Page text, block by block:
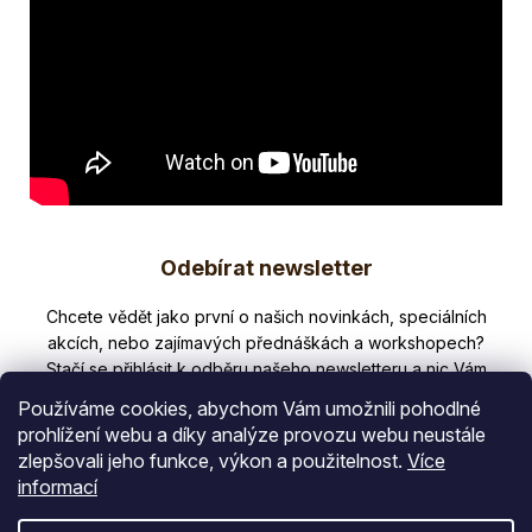
Používáme cookies, abychom Vám umožnili pohodlné
prohlížení webu a díky analýze provozu webu neustále
zlepšovali jeho funkce, výkon a použitelnost. Více
informací
a
Odebírat newsletter
Nezmeškejte žádné novinky či slevy!
E-mail